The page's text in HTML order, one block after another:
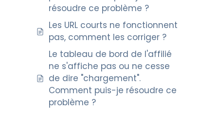
résoudre ce problème ?
Les URL courts ne fonctionnent
pas, comment les corriger ?
Le tableau de bord de l'affilié
ne s'affiche pas ou ne cesse
de dire "chargement".
Comment puis-je résoudre ce
problème ?